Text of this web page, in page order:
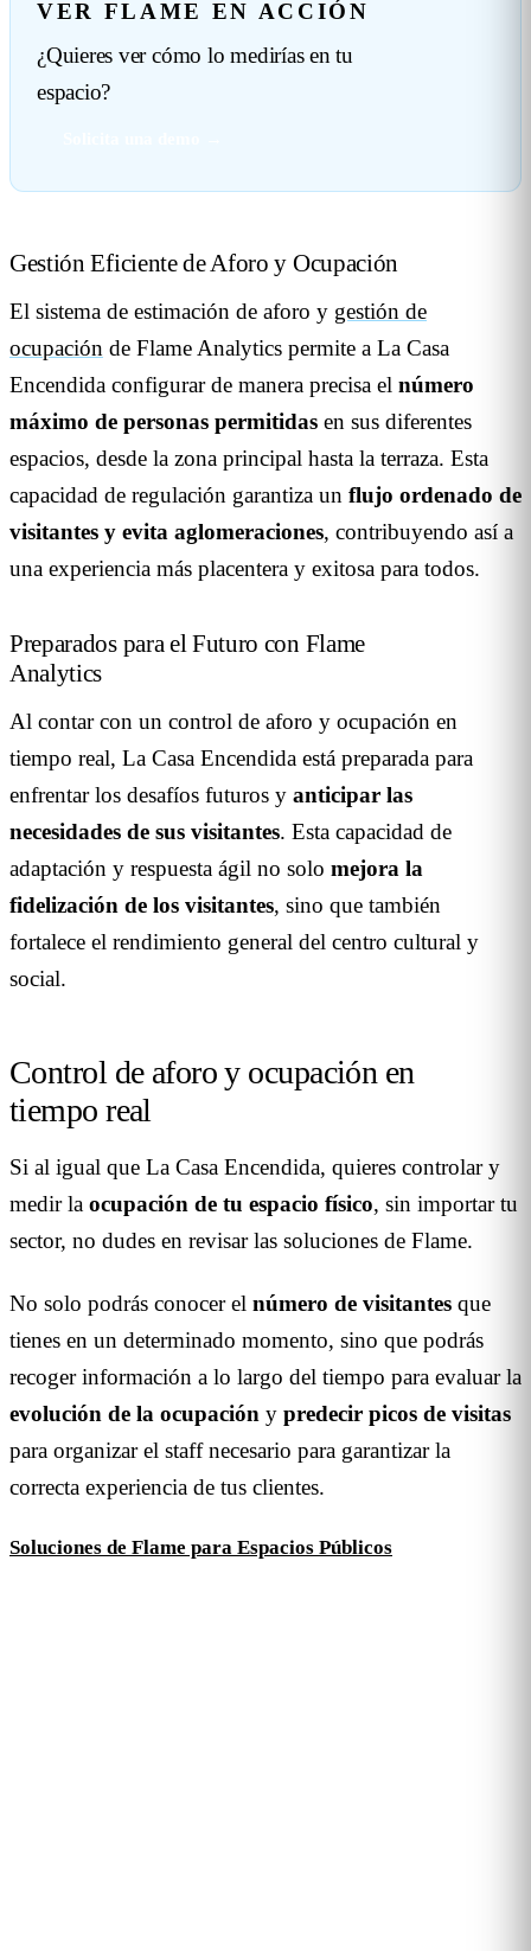
VER FLAME EN ACCIÓN
¿Quieres ver cómo lo medirías en tu
espacio?
Gestión Eficiente de Aforo y Ocupación
El sistema de estimación de aforo y gestión de
ocupación de Flame Analytics permite a La Casa
Encendida configurar de manera precisa el número
máximo de personas permitidas en sus diferentes
espacios, desde la zona principal hasta la terraza. Esta
capacidad de regulación garantiza un flujo ordenado de
visitantes y evita aglomeraciones, contribuyendo así a
una experiencia más placentera y exitosa para todos.
Preparados para el Futuro con Flame
Analytics
Al contar con un control de aforo y ocupación en
tiempo real, La Casa Encendida está preparada para
enfrentar los desafíos futuros y anticipar las
necesidades de sus visitantes. Esta capacidad de
adaptación y respuesta ágil no solo mejora la
fidelización de los visitantes, sino que también
fortalece el rendimiento general del centro cultural y
social.
Control de aforo y ocupación en
tiempo real
Si al igual que La Casa Encendida, quieres controlar y
medir la ocupación de tu espacio físico, sin importar tu
sector, no dudes en revisar las soluciones de Flame.
No solo podrás conocer el número de visitantes que
tienes en un determinado momento, sino que podrás
recoger información a lo largo del tiempo para evaluar la
evolución de la ocupación y predecir picos de visitas
para organizar el staff necesario para garantizar la
correcta experiencia de tus clientes.
Soluciones de Flame para Espacios Públicos